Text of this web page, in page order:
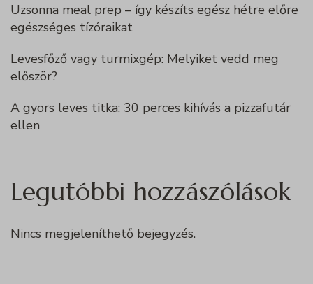
Uzsonna meal prep – így készíts egész hétre előre
egészséges tízóraikat
Levesfőző vagy turmixgép: Melyiket vedd meg
először?
A gyors leves titka: 30 perces kihívás a pizzafutár
ellen
Legutóbbi hozzászólások
Nincs megjeleníthető bejegyzés.